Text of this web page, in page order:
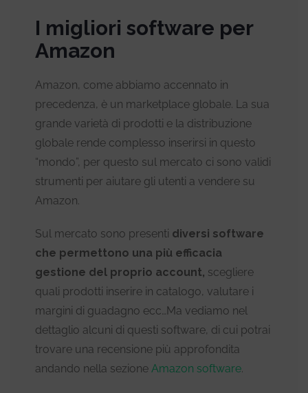
I migliori software per
Amazon
Amazon, come abbiamo accennato in
precedenza, è un marketplace globale. La sua
grande varietà di prodotti e la distribuzione
globale rende complesso inserirsi in questo
“mondo”, per questo sul mercato ci sono validi
strumenti per aiutare gli utenti a vendere su
Amazon.
Sul mercato sono presenti diversi software
che permettono una più efficacia
gestione del proprio account, scegliere
quali prodotti inserire in catalogo, valutare i
margini di guadagno ecc…Ma vediamo nel
dettaglio alcuni di questi software, di cui potrai
trovare una recensione più approfondita
andando nella sezione Amazon software